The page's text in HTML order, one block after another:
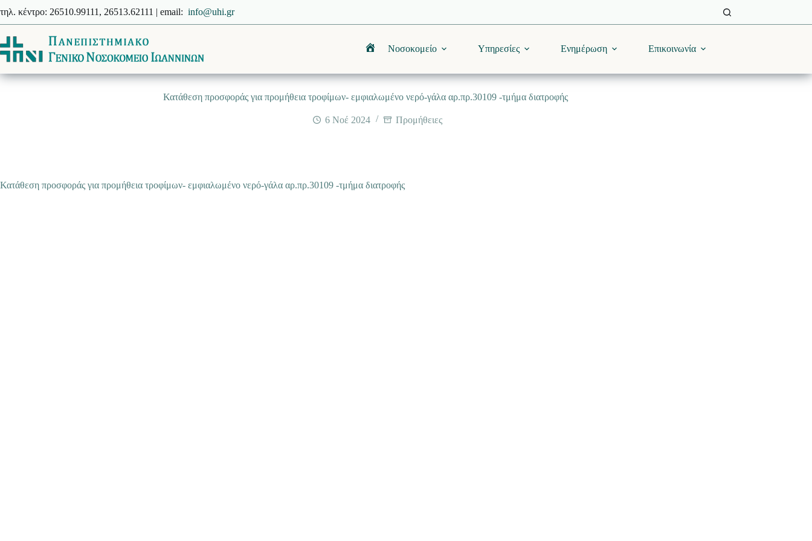
στο
περιεχόμενο
τηλ. κέντρο: 26510.99111, 26513.62111 | email: info@uhi.gr
ΑρχικήΝοσοκομείο Υπηρεσίες Ενημέρωση Επικοινωνία
Κατάθεση προσφοράς για προμήθεια τροφίμων- εμφιαλωμένο νερό-γάλα αρ.πρ.30109 -τμήμα διατροφής
6 Νοέ 2024 Προμήθειες
Κατάθεση προσφοράς για προμήθεια τροφίμων- εμφιαλωμένο νερό-γάλα αρ.πρ.30109 -τμήμα διατροφής